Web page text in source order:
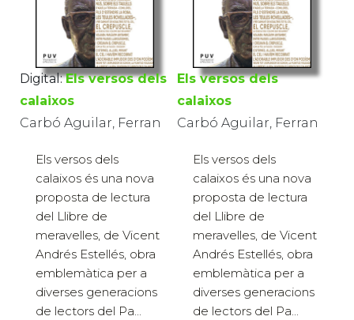
Digital: Els versos dels
calaixos
Carbó Aguilar, Ferran
Els versos dels
calaixos és una nova
proposta de lectura
del Llibre de
meravelles, de Vicent
Andrés Estellés, obra
emblemàtica per a
diverses generacions
de lectors del Pa...
Els versos dels
calaixos
Carbó Aguilar, Ferran
Els versos dels
calaixos és una nova
proposta de lectura
del Llibre de
meravelles, de Vicent
Andrés Estellés, obra
emblemàtica per a
diverses generacions
de lectors del Pa...